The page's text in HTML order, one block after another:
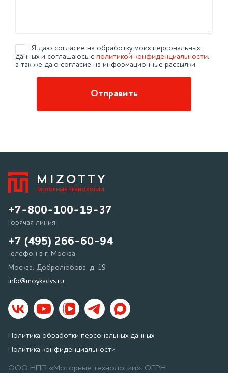
Я даю согласие на обработку моих персональных
данных и соглашаюсь с политикой конфиденциальности,
а так же даю согласие на информационные рассылки
+7-800-100-19-37
Горячая линия
+7 (495) 266-60-94
Телефон в г. Москва
Москва, Добролюбова, д. 19
info@moykadvs.ru
ООО НПП «Моторные технологии». ОГРН
Политика обработки персональных данных
Политика конфиденциальности